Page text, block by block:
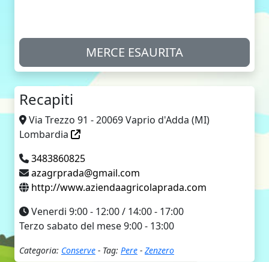
MERCE ESAURITA
Recapiti
Via Trezzo 91 - 20069 Vaprio d'Adda (MI)
Lombardia
3483860825
azagrprada@gmail.com
http://www.aziendaagricolaprada.com
Venerdi 9:00 - 12:00 / 14:00 - 17:00
Terzo sabato del mese 9:00 - 13:00
Categoria: Conserve - Tag: Pere - Zenzero